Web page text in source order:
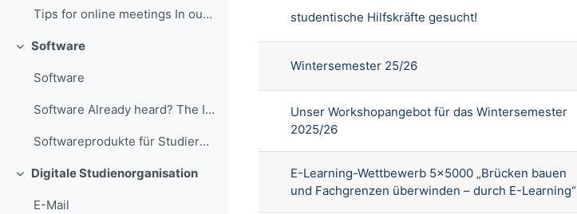
Tips for online meetings In our tips for online me...
Einklappen
Software
Software
Software Already heard? The IT.SERVICES department...
Softwareprodukte für Studierende, @RUB, Marquard
Einklappen
Digitale Studienorganisation
E-Mail
studentische Hilfskräfte gesucht!
Wintersemester 25/26
Unser Workshopangebot für das Wintersemester
2025/26
E-Learning-Wettbewerb 5x5000 „Brücken bauen
und Fachgrenzen überwinden – durch E-Learning“